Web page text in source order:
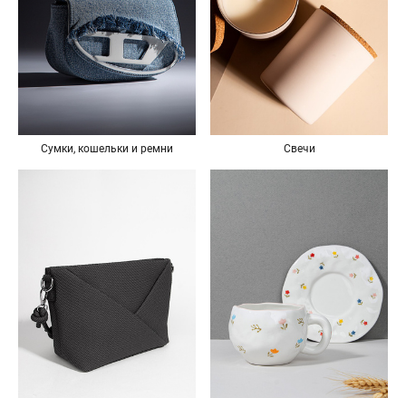
Сумки, кошельки и ремни Свечи